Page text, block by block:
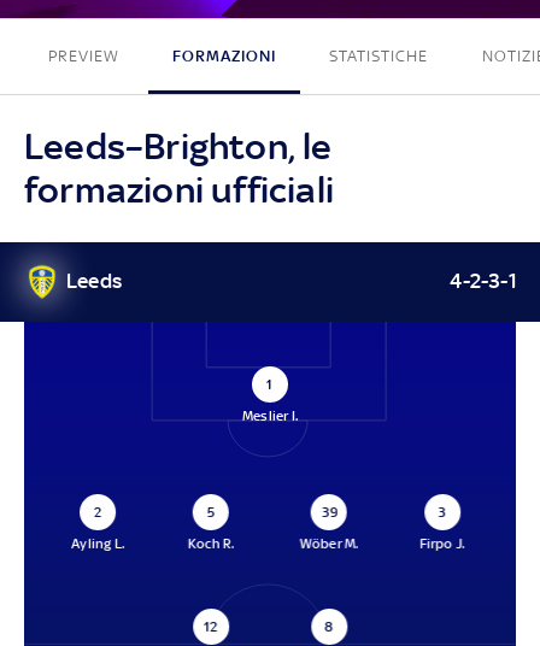
PREVIEW FORMAZIONI STATISTICHE
Leeds–Brighton, le
formazioni ufficiali
Leeds 4-2-3-1
1
Meslier I.
2
Ayling L.
5
Koch R.
39
Wöber M.
3
Firpo J.
12
8